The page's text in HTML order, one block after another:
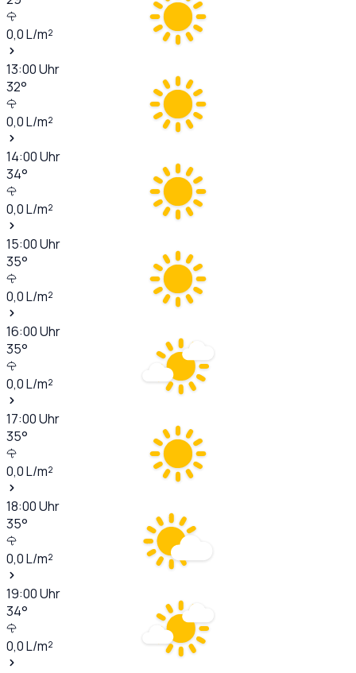
0,0L/m²
13:00Uhr
32°
0,0L/m²
14:00Uhr
34°
0,0L/m²
15:00Uhr
35°
0,0L/m²
16:00Uhr
35°
0,0L/m²
17:00Uhr
35°
0,0L/m²
18:00Uhr
35°
0,0L/m²
19:00Uhr
34°
0,0L/m²